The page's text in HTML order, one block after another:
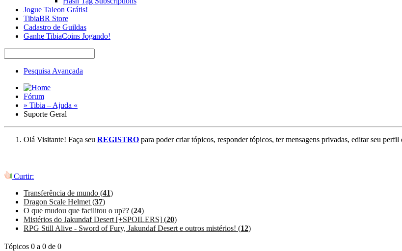
Jogue Taleon Grátis!
TibiaBR Store
Cadastro de Guildas
Ganhe TibiaCoins Jogando!
Pesquisa Avançada
Fórum
» Tibia – Ajuda «
Suporte Geral
Olá Visitante! Faça seu REGISTRO para poder criar tópicos, responder tópicos, ter mensagens privadas, editar seu perfil
Curtir:
Transferência de mundo (41)
Dragon Scale Helmet (37)
O que mudou que facilitou o up?? (24)
Mistérios do Jakundaf Desert [+SPOILERS] (20)
RPG Still Alive - Sword of Fury, Jakundaf Desert e outros mistérios! (12)
Tópicos 0 a 0 de 0